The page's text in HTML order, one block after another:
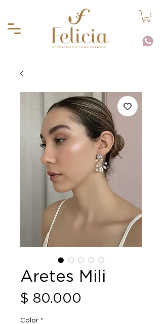
Aretes Mili
$ 80.000
Color *